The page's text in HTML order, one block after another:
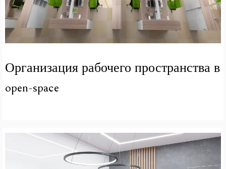
Организация рабочего пространства в
open-space